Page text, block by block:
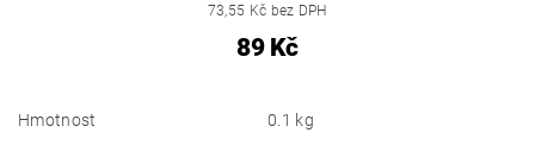
73,55 Kč bez DPH
89 Kč
Hmotnost 0.1 kg